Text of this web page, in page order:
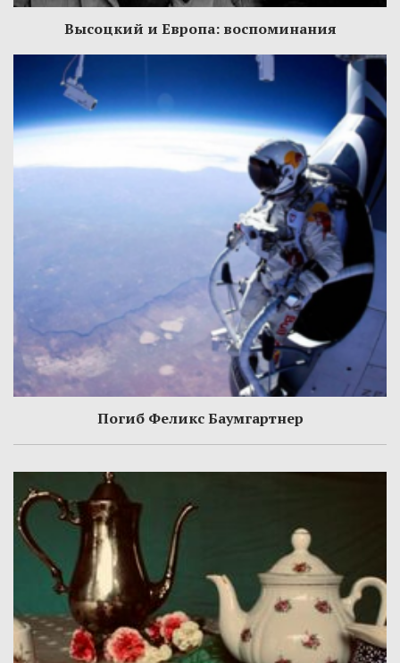
Высоцкий и Европа: воспоминания
Погиб Феликс Баумгартнер